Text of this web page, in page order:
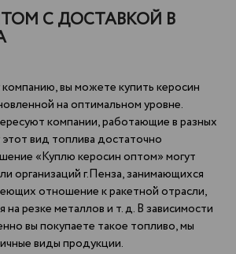
С ДОСТАВКОЙ В
вы можете купить керосин
на оптимальном уровне.
компании, работающие в разных
вид топлива достаточно
«Куплю керосин оптом» могут
организаций г.Пенза, занимающихся
отношение к ракетной отрасли,
резке металлов и т. д. В зависимости
вы покупаете такое топливо, мы
виды продукции.